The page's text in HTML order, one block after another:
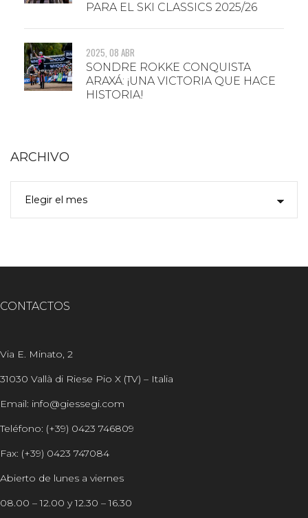
PARA EL SKI CLASSICS 2025/26
2025, 08 ABR
SONDRE ROKKE CONQUISTA
ARAXÁ: ¡UNA VICTORIA QUE HACE
HISTORIA!
ARCHIVO
CONTACTOS
Via E. Minato, 2
31030 Vallà di Riese Pio X (TV) – Italia
Email: info@giessegi.com
Teléfono: (+39) 0423 746809
Fax: (+39) 0423 747084
Abierto de lunes a viernes
08.00 – 12.00 y 12.30 – 16.30